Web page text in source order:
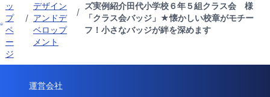
ッ
プ
ペ
ー
ジ
/
デザイン
アンドデ
ベロップ
メント
/
ズ実例紹介田代小学校６年５組クラス会 様
「クラス会バッジ」★懐かしい校章がモチー
フ！小さなバッジが絆を深めます
運営会社